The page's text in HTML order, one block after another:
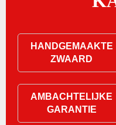
HANDGEMAAKTE
ZWAARD
AMBACHTELIJKE
GARANTIE